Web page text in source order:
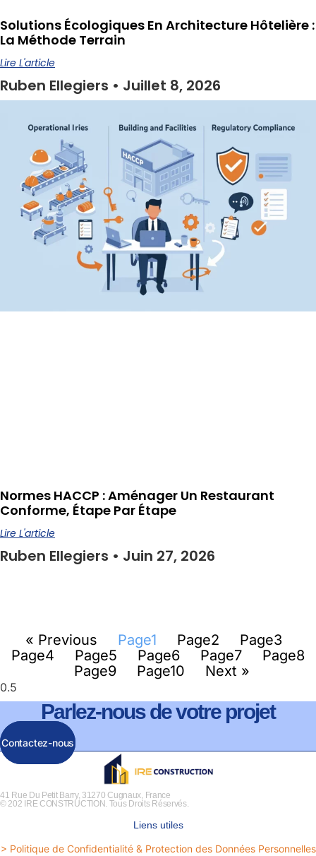
Solutions Écologiques En Architecture Hôtelière :
La Méthode Terrain
Lire L'article
Ruben Ellegiers Juillet 8, 2026
Normes HACCP : Aménager Un Restaurant
Conforme, Étape Par Étape
Lire L'article
Ruben Ellegiers Juin 27, 2026
« Previous Page1 Page2 Page3
Page4 Page5 Page6 Page7 Page8
Page9 Page10 Next »
Parlez-nous de votre projet
Contactez-nous
41 Rue Du Petit Barry, 31270 Cugnaux, France
© 202 IRE CONSTRUCTION. Tous Droits Réservés.
Liens utiles
> Politique de Confidentialité & Protection des Données Personnelles